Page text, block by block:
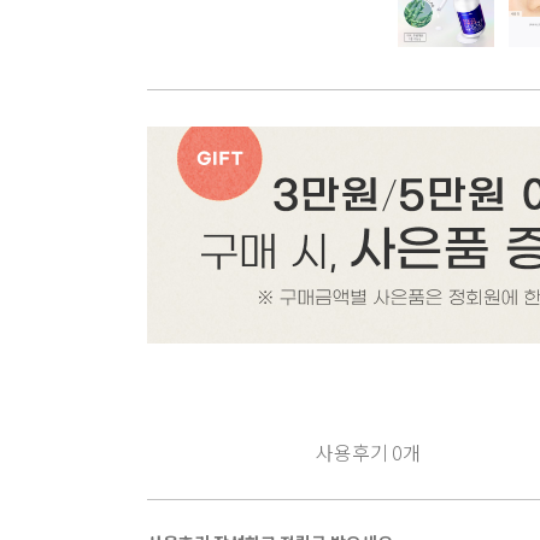
사용후기 0개